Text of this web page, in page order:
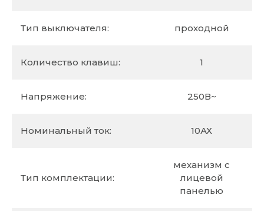
Тип выключателя: проходной
Количество клавиш: 1
Напряжение: 250В~
Номинальный ток: 10АХ
Тип комплектации:
механизм c
лицевой
панелью